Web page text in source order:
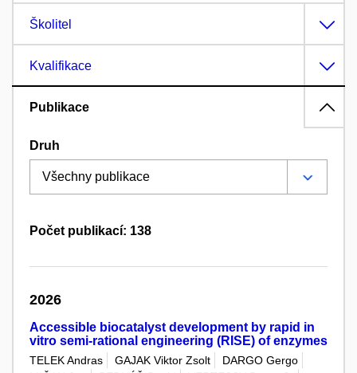
Školitel
Kvalifikace
Publikace
Druh
Počet publikací: 138
2026
Accessible biocatalyst development by rapid in
vitro semi-rational engineering (RISE) of enzymes
TELEK Andras GAJAK Viktor Zsolt
DARGO Gergo